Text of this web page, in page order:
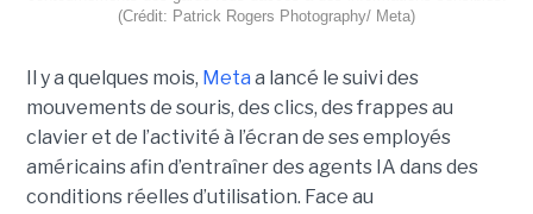
(Crédit: Patrick Rogers Photography/ Meta)
Il y a quelques mois, Meta a lancé le suivi des
mouvements de souris, des clics, des frappes au
clavier et de l’activité à l’écran de ses employés
américains afin d’entraîner des agents IA dans des
conditions réelles d’utilisation. Face au